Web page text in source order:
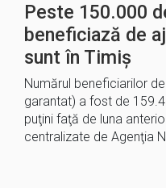
Peste 150.000
beneficiază de
sunt în Timiș
Numărul beneficiarilor
garantat) a fost de
puţini faţă de luna
centralizate de Agenţia